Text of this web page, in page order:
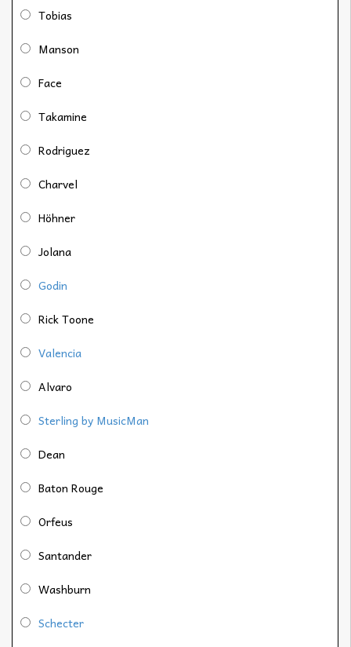
Tobias
Manson
Face
Takamine
Rodriguez
Charvel
Höhner
Jolana
Godin
Rick Toone
Valencia
Alvaro
Sterling by MusicMan
Dean
Baton Rouge
Orfeus
Santander
Washburn
Schecter